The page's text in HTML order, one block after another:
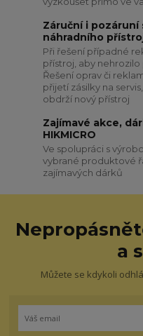
Záruční i
náhradního
Při řešení případné
přístroj, aby nehrozilo
Řešení oprav či
přijetí zásilky na
obdrží nový přístroj
Zajímavé akce,
HIKMICRO
Ve spolupráci s
vybrané produktové
zajímavých dárků
a
Můžete se kdykoli